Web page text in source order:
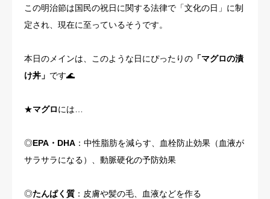
この明治節は国民の祝日に関する法律で「文化の日」に制
定され、現在に至っているそうです。
本日のメインは、このような日にぴったりの 「マグロの漬
け丼」 です🌊
★マグロには…
◎EPA・DHA ：中性脂肪を減らす、血栓防止効果（血液が
サラサラになる）、動脈硬化の予防効果
◎たんぱく質 ：皮膚や髪の毛、血液などを作る